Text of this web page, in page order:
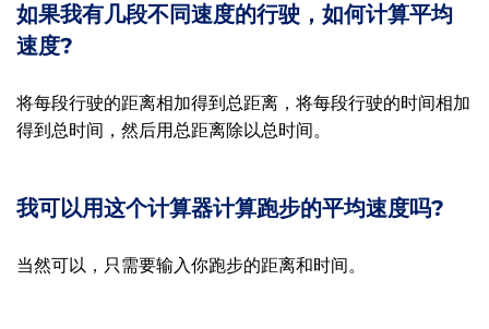
如果我有几段不同速度的行驶，如何计算平均
速度?
将每段行驶的距离相加得到总距离，将每段行驶的时间相加
得到总时间，然后用总距离除以总时间。
我可以用这个计算器计算跑步的平均速度吗?
当然可以，只需要输入你跑步的距离和时间。